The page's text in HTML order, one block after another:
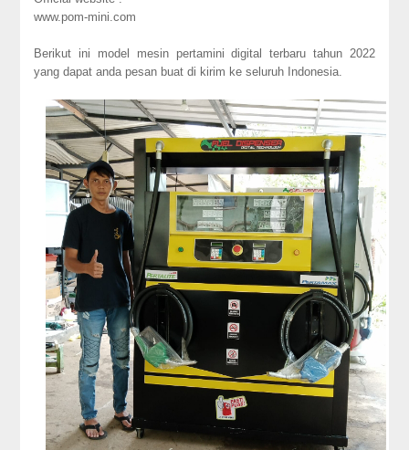
www.pom-mini.com
Berikut ini model mesin pertamini digital terbaru tahun 2022
yang dapat anda pesan buat di kirim ke seluruh Indonesia.